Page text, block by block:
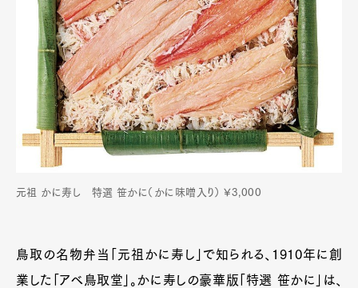
元祖 かに寿し 特選 笹かに（かに味噌入り） ¥3,000
鳥取の名物弁当「元祖かに寿し」で知られる、1910年に創
業した「アベ鳥取堂」。かに寿しの豪華版「特選 笹かに」は、